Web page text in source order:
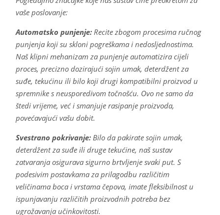
vaše poslovanje:
Automatsko punjenje:Recite zbogom procesima ručnog
punjenja koji su skloni pogreškama i nedosljednostima.
Naš klipni mehanizam za punjenje automatizira cijeli
proces, precizno dozirajući sojin umak, deterdžent za
suđe, tekućinu ili bilo koji drugi kompatibilni proizvod u
spremnike s neusporedivom točnošću. Ovo ne samo da
štedi vrijeme, već i smanjuje rasipanje proizvoda,
povećavajući vašu dobit.
Svestrano pokrivanje:Bilo da pakirate sojin umak,
deterdžent za suđe ili druge tekućine, naš sustav
zatvaranja osigurava sigurno brtvljenje svaki put. S
podesivim postavkama za prilagodbu različitim
veličinama boca i vrstama čepova, imate fleksibilnost u
ispunjavanju različitih proizvodnih potreba bez
ugrožavanja učinkovitosti.